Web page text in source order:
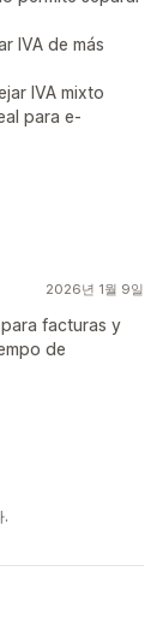
IVA de más
IVA mixto
para e-
2026년 1월 9일
facturas y
de
.